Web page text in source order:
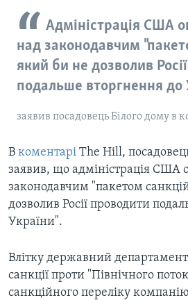
Адміністрація США
над законодавчим
який би не дозволив
подальше вторгнення до
заявив посадовець Білого дому в
В коментарі The Hill,
заявив, що адміністрація США
законодавчим "пакетом
дозволив Росії проводити
України".
Влітку державний
санкції проти "Північного
санкційного переліку